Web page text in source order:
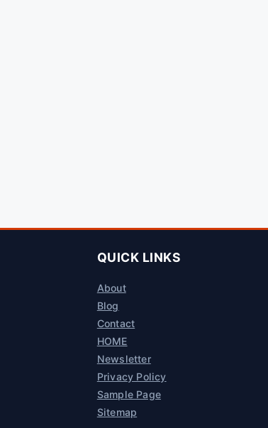
QUICK LINKS
About
Blog
Contact
HOME
Newsletter
Privacy Policy
Sample Page
Sitemap